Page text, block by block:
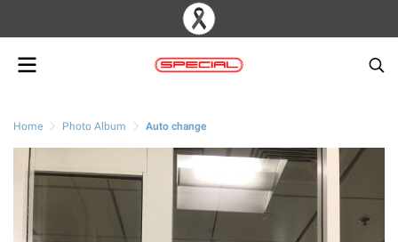
Home Photo Album Auto change